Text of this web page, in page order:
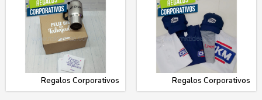
Regalos Corporativos Regalos Corporativos